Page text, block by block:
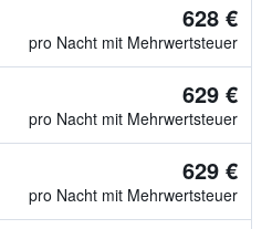
628 €
pro Nacht mit Mehrwertsteuer
629 €
pro Nacht mit Mehrwertsteuer
629 €
pro Nacht mit Mehrwertsteuer